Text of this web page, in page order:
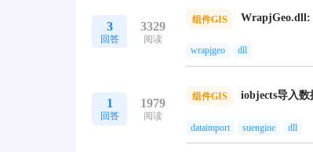
3
回答
3329
阅读
组件GIS WrapjGeo.dll:
wrapjgeo dll
1
回答
1979
阅读
组件GIS iobjects导入数
dataimport suengine dll